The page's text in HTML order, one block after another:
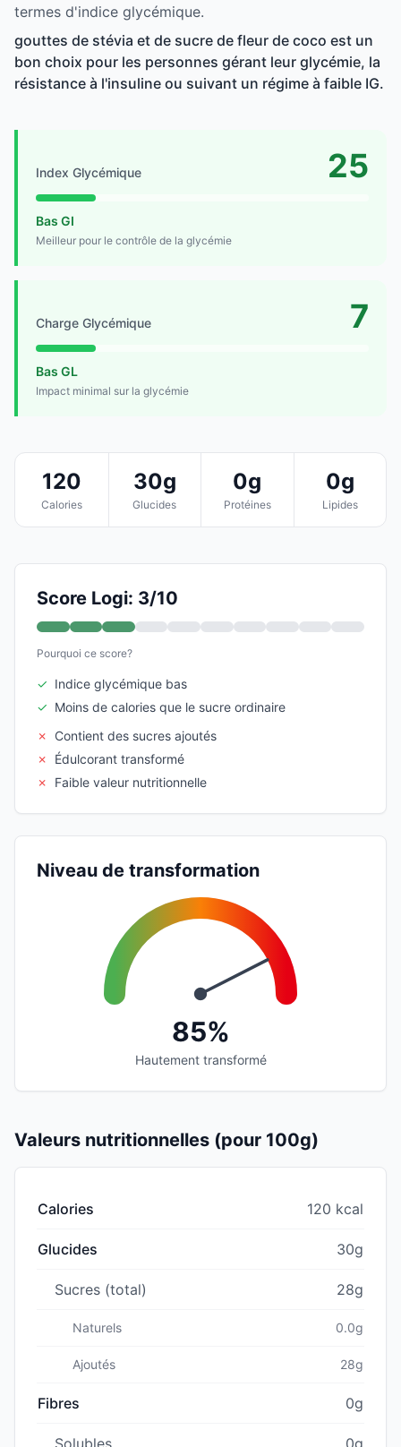
termes d'indice glycémique.
gouttes de stévia et de sucre de fleur de coco est un
bon choix pour les personnes gérant leur glycémie, la
résistance à l'insuline ou suivant un régime à faible IG.
Index Glycémique 25
Bas GI
Meilleur pour le contrôle de la glycémie
Charge Glycémique 7
Bas GL
Impact minimal sur la glycémie
120
Calories
30g
Glucides
0g
Protéines
0g
Lipides
Score Logi: 3/10
Pourquoi ce score?
✓ Indice glycémique bas
✓ Moins de calories que le sucre ordinaire
✗
Contient des sucres ajoutés
✗
Édulcorant transformé
✗
Faible valeur nutritionnelle
Niveau de transformation
85%
Hautement transformé
Valeurs nutritionnelles (pour 100g)
Calories 120 kcal
Glucides 30g
Sucres (total) 28g
Naturels 0.0g
Ajoutés 28g
Fibres 0g
Solubles 0g